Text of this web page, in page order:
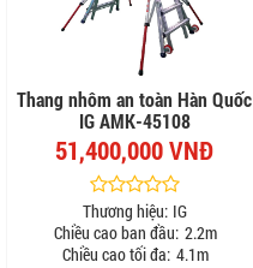
Thang nhôm an toàn Hàn Quốc
IG AMK-45108
51,400,000 VNĐ
Thương hiệu: IG
Chiều cao ban đầu: 2.2m
Chiều cao tối đa: 4.1m